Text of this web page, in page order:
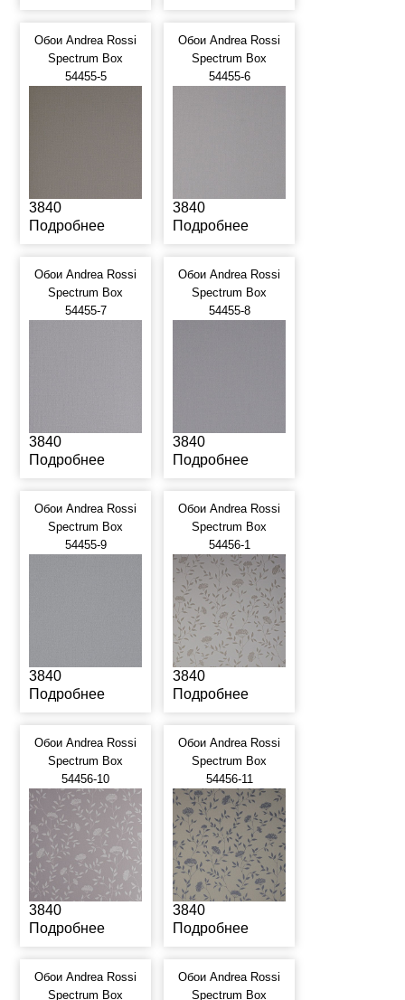
Обои Andrea Rossi
Spectrum Box
54455-5
3840
Подробнее
Обои Andrea Rossi
Spectrum Box
54455-6
3840
Подробнее
Обои Andrea Rossi
Spectrum Box
54455-7
3840
Подробнее
Обои Andrea Rossi
Spectrum Box
54455-8
3840
Подробнее
Обои Andrea Rossi
Spectrum Box
54455-9
3840
Подробнее
Обои Andrea Rossi
Spectrum Box
54456-1
3840
Подробнее
Обои Andrea Rossi
Spectrum Box
54456-10
3840
Подробнее
Обои Andrea Rossi
Spectrum Box
54456-11
3840
Подробнее
Обои Andrea Rossi
Spectrum Box
Обои Andrea Rossi
Spectrum Box